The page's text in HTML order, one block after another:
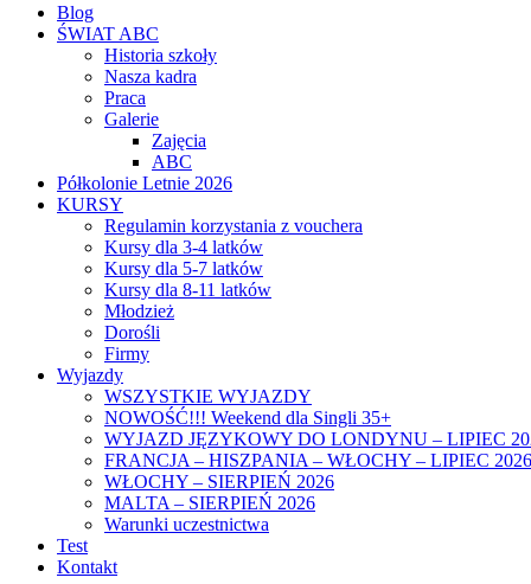
Blog
ŚWIAT ABC
Historia szkoły
Nasza kadra
Praca
Galerie
Zajęcia
ABC
Półkolonie Letnie 2026
KURSY
Regulamin korzystania z vouchera
Kursy dla 3-4 latków
Kursy dla 5-7 latków
Kursy dla 8-11 latków
Młodzież
Dorośli
Firmy
Wyjazdy
WSZYSTKIE WYJAZDY
NOWOŚĆ!!! Weekend dla Singli 35+
WYJAZD JĘZYKOWY DO LONDYNU – LIPIEC
FRANCJA – HISZPANIA – WŁOCHY – LIPIEC 2026
WŁOCHY – SIERPIEŃ 2026
MALTA – SIERPIEŃ 2026
Warunki uczestnictwa
Test
Kontakt